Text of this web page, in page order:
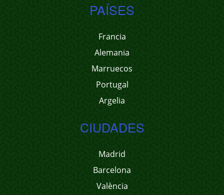
PAÍSES
Francia
Alemania
Marruecos
Portugal
Argelia
CIUDADES
Madrid
Barcelona
València